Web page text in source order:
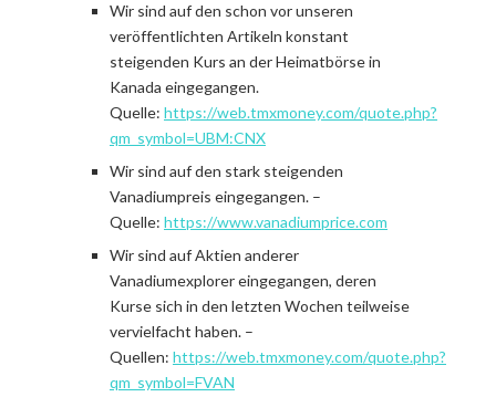
Wir sind auf den schon vor unseren
veröffentlichten Artikeln konstant
steigenden Kurs an der Heimatbörse in
Kanada eingegangen.
Quelle: https://web.tmxmoney.com/quote.php?
qm_symbol=UBM:CNX
Wir sind auf den stark steigenden
Vanadiumpreis eingegangen. –
Quelle: https://www.vanadiumprice.com
Wir sind auf Aktien anderer
Vanadiumexplorer eingegangen, deren
Kurse sich in den letzten Wochen teilweise
vervielfacht haben. –
Quellen: https://web.tmxmoney.com/quote.php?
qm_symbol=FVAN